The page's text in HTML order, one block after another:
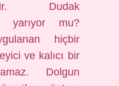
Dudak
yarıyor mu?
hiçbir
ve kalıcı bir
Dolgun